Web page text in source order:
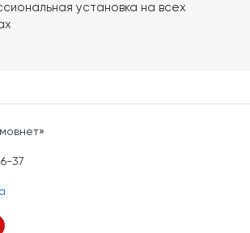
установка на всех
37